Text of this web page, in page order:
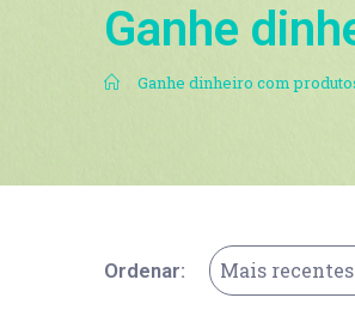
Ganhe
. Ganhe dinheiro com
Ordenar: Mais recentes